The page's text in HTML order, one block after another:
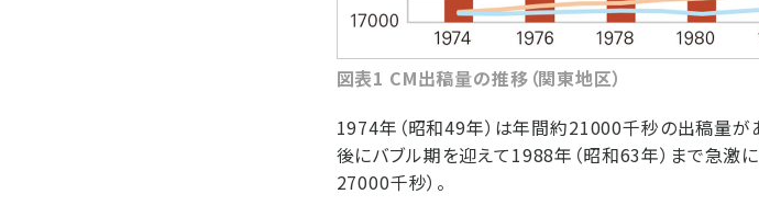
図表1 CM出稿量の推移（関東地区）
1974年（昭和49年）は年間約21000千秒の出稿量が
後にバブル期を迎えて1988年（昭和63年）まで急
27000千秒）。